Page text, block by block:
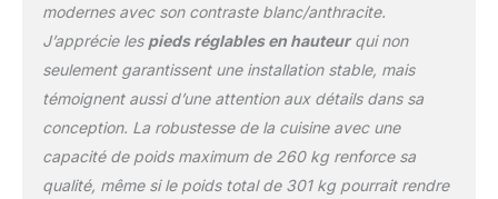
LIVRAISON : Bloc cuisine
sans plan de travail,
matériel de montage,
instructions de montage
(sauf indication contraire,
électroménagers et les
décorations ne sont pas
modernes avec son contraste blanc/anthracite.
J’apprécie les pieds réglables en hauteurqui non
seulement garantissent une installation stable, mais
témoignent aussi d’une attention aux détails dans sa
conception. La robustesse de la cuisine avec une
capacité de poids maximum de 260 kg renforce sa
qualité, même si le poids total de 301 kg pourrait rendre